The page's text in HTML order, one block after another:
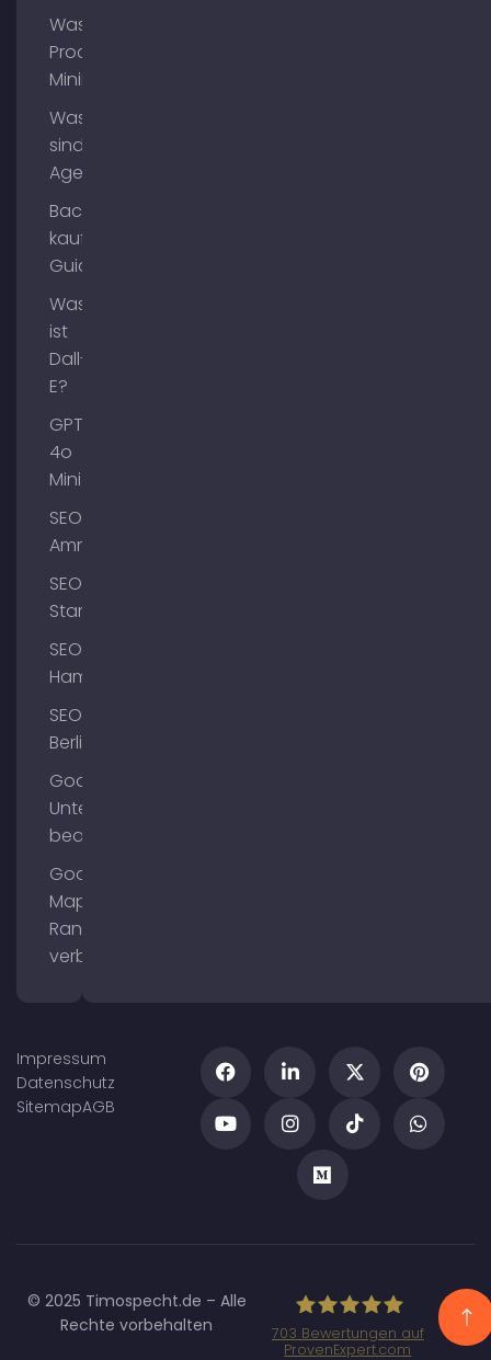
Was ist
Process
Mining?
Was
sind AI
Agents?
Backlinks
kaufen
Guide
Was
ist
Dall-
E?
GPT-
4o
Mini
SEO
Ammersee
SEO
Starnberg
SEO
Hamburg
SEO
Berlin
Google
Unternehmensprofil
bearbeiten
Google
Maps
Ranking
verbessern
Impressum
Datenschutz
SitemapAGB
© 2025 Timospecht.de – Alle
Rechte vorbehalten
703 Bewertungen auf
ProvenExpert.com